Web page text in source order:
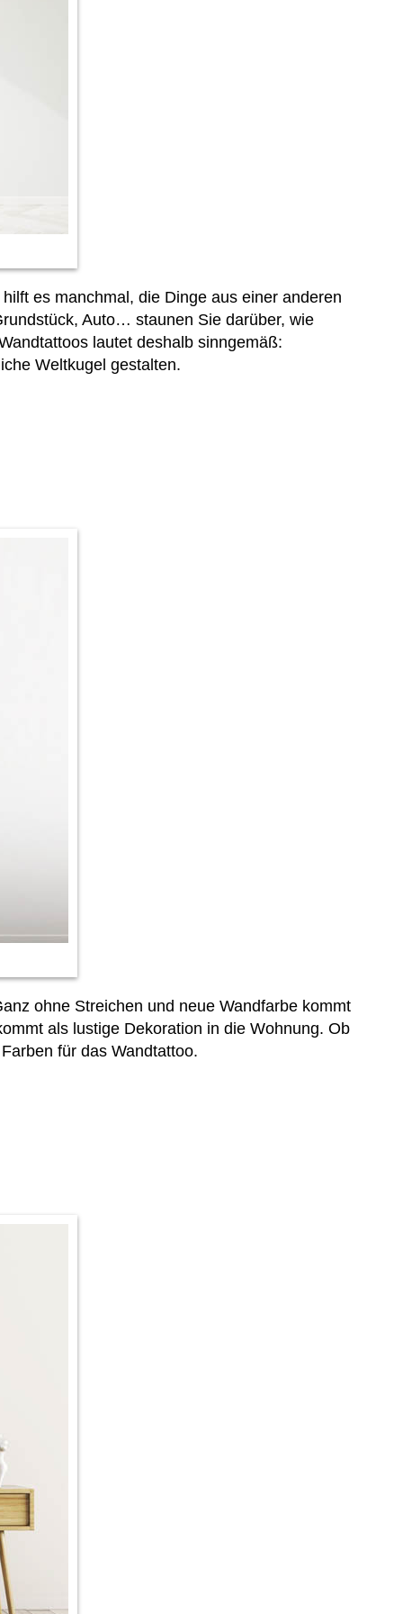
es manchmal, die Dinge aus einer anderen
Auto… staunen Sie darüber, wie
lautet deshalb sinngemäß:
Weltkugel gestalten.
ohne Streichen und neue Wandfarbe kommt
als lustige Dekoration in die Wohnung. Ob
für das Wandtattoo.